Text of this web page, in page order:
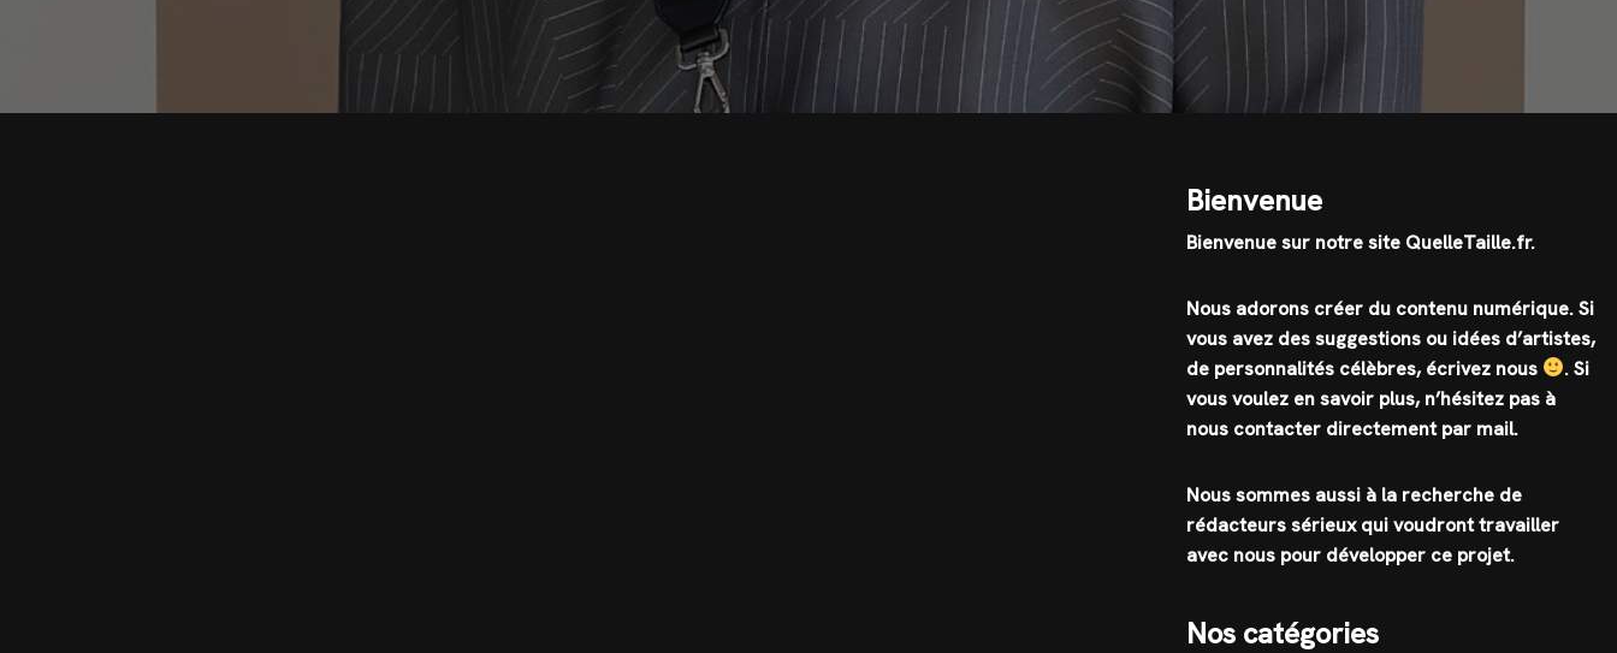
Bienvenue
Bienvenue sur notre site QuelleTaille.fr.
Nous adorons créer du contenu numérique. Si
vous avez des suggestions ou idées d’artistes,
de personnalités célèbres, écrivez nous
.Si
vous voulez en savoir plus, n’hésitez pas à
nous contacter directement par mail.
Nous sommes aussi à la recherche de
rédacteurs sérieux qui voudront travailler
avec nous pour développer ce projet.
Nos catégories